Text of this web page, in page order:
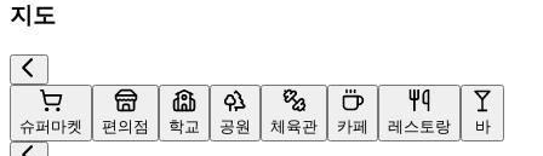
지도
슈퍼마켓 편의점 학교 공원 체육관 카페 레스토랑 바